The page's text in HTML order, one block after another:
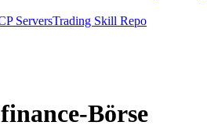
ServersTrading Skill Repo
Börse